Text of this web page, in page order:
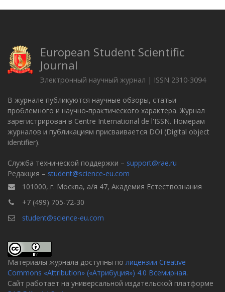
European Student Scientific
Journal
Электронный научный журнал | ISSN 2310-3094
В журнале публикуются научные обзоры, статьи
проблемного и научно-практического характера. Журнал
зарегистрирован в Centre International de l'ISSN. Номерам
журналов и публикациям присваивается DOI (Digital object
identifier).
Служба технической поддержки – support@rae.ru
Редакция – student@science-eu.com
101000, г. Москва, а/я 47, Академия Естествознания
+7 (499) 705-72-30
student@science-eu.com
Материалы журнала доступны по лицензии Creative
Commons «Attribution» («Атрибуция») 4.0 Всемирная.
Сайт работает на универсальной издательской платформе